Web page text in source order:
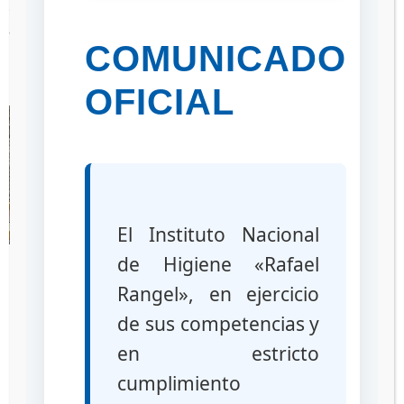
además fue recibido 64 mil 994 plumas-jeringa y
El Gobierno Bolivariano, sigue fortaleciendo el Sistema
Público Nacional de Salud (SPNS), para el bienestar del
pueblo venezolano.
ORIC/A.P.
COMUNICADO
OFICIAL
El Instituto Nacional
de Higiene «Rafael
Rangel», en ejercicio
de sus competencias y
en estricto
cumplimiento